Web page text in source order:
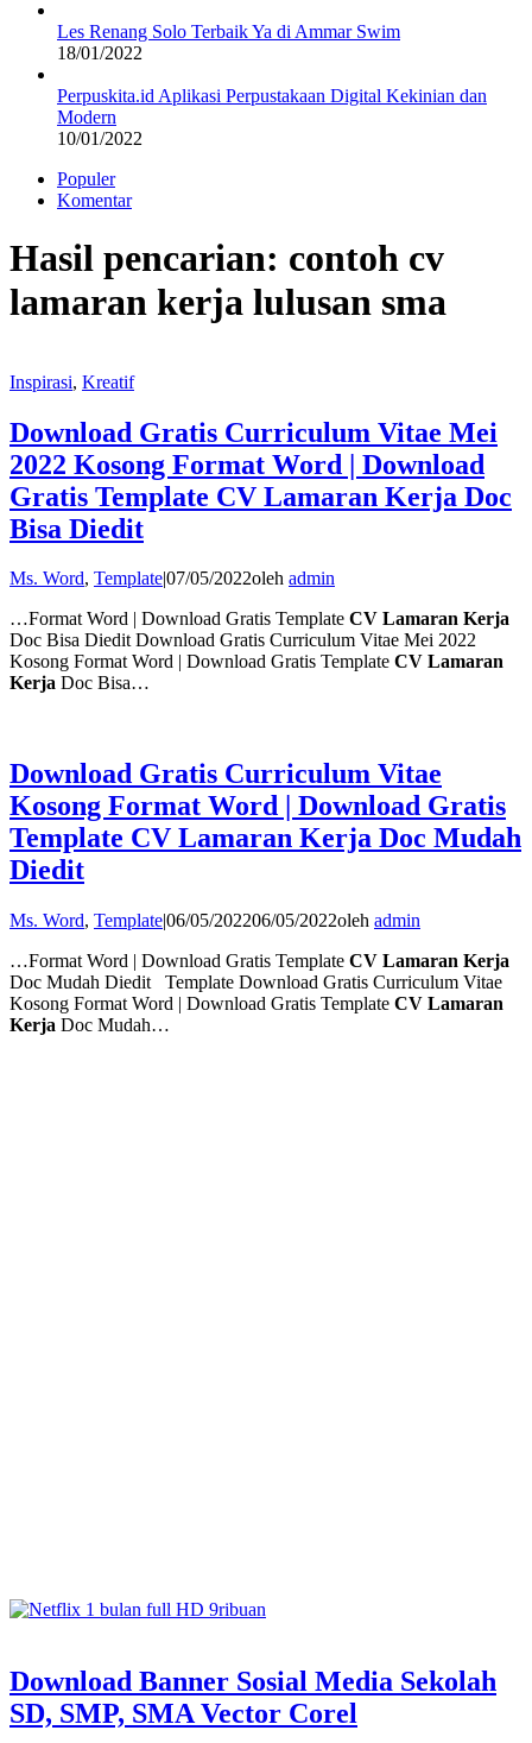
Les Renang Solo Terbaik Ya di Ammar Swim
18/01/2022
Perpuskita.id Aplikasi Perpustakaan Digital Kekinian dan
Modern
10/01/2022
Populer
Komentar
Hasil pencarian: contoh cv
lamaran kerja lulusan sma
Inspirasi, Kreatif
Download Gratis Curriculum Vitae Mei
2022 Kosong Format Word | Download
Gratis Template CV Lamaran Kerja Doc
Bisa Diedit
Ms. Word, Template07/05/2022oleh admin
…Format Word | Download Gratis Template CV Lamaran Kerja
Doc Bisa Diedit Download Gratis Curriculum Vitae Mei 2022
Kosong Format Word | Download Gratis Template CV Lamaran
Kerja Doc Bisa…
Download Gratis Curriculum Vitae
Kosong Format Word | Download Gratis
Template CV Lamaran Kerja Doc Mudah
Diedit
Ms. Word, Template|06/05/202206/05/2022oleh admin
…Format Word | Download Gratis Template CV Lamaran Kerja
Doc Mudah Diedit Template Download Gratis Curriculum Vitae
Kosong Format Word | Download Gratis Template CV Lamaran
Kerja Doc Mudah…
Download Banner Sosial Media Sekolah
SD, SMP, SMA Vector Corel